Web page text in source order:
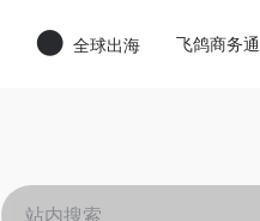
全球出海 飞鸽商务通